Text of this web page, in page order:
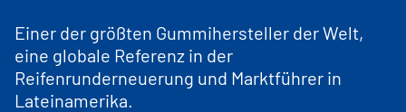
Einer der größten Gummihersteller der Welt,
eine globale Referenz in der
Reifenrunderneuerung und Marktführer in
Lateinamerika.